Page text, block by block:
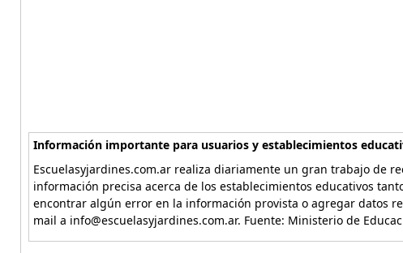
Información importante para usuarios y establecimientos
Escuelasyjardines.com.ar realiza diariamente un gran trabajo de
información precisa acerca de los establecimientos educativos
encontrar algún error en la información provista o agregar datos
mail a info@escuelasyjardines.com.ar. Fuente: Ministerio de